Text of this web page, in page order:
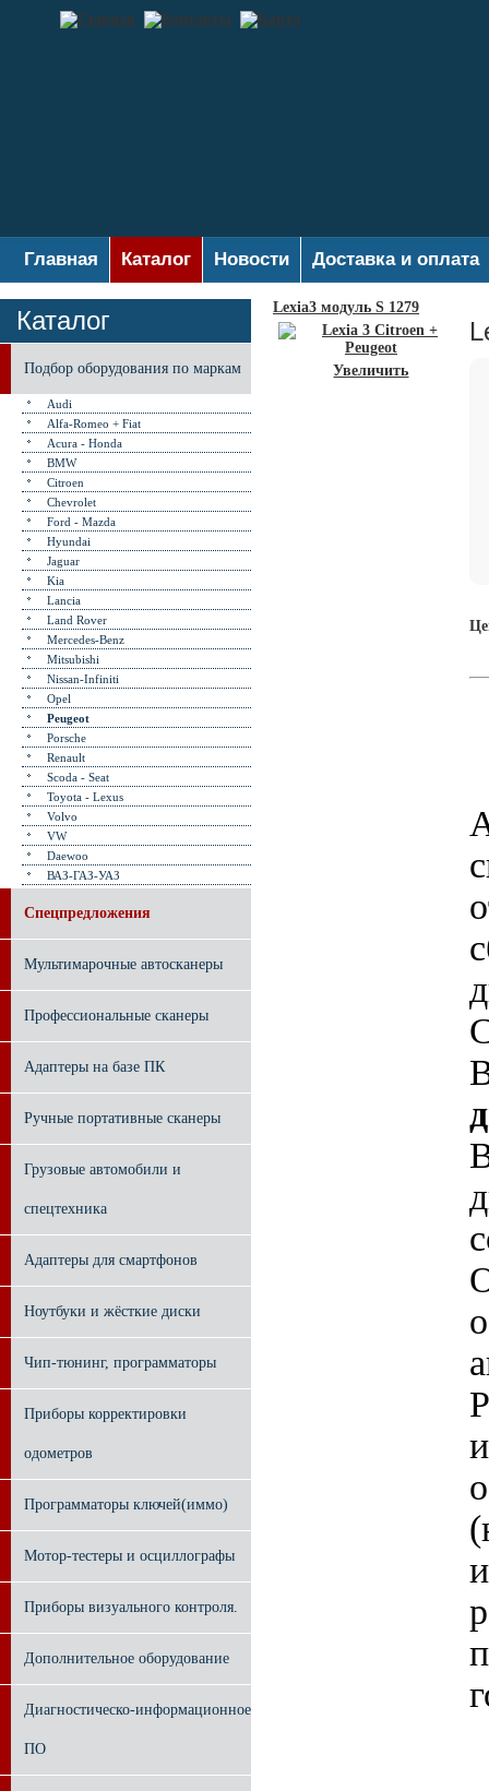
Главная Каталог Новости Доставка и оплата
Каталог
Подбор оборудования по маркам
Audi
Alfa-Romeo + Fiat
Acura - Honda
BMW
Citroen
Chevrolet
Ford - Mazda
Hyundai
Jaguar
Kia
Lancia
Land Rover
Mercedes-Benz
Mitsubishi
Nissan-Infiniti
Opel
Peugeot
Porsche
Renault
Scoda - Seat
Toyota - Lexus
Volvo
VW
Daewoo
ВАЗ-ГАЗ-УАЗ
Спецпредложения
Мультимарочные автосканеры
Профессиональные сканеры
Адаптеры на базе ПК
Ручные портативные сканеры
Грузовые автомобили и
спецтехника
Адаптеры для смартфонов
Ноутбуки и жёсткие диски
Чип-тюнинг, программаторы
Приборы корректировки
одометров
Программаторы ключей(иммо)
Мотор-тестеры и осциллографы
Приборы визуального контроля.
Дополнительное оборудование
Диагностическо-информационное
ПО
Lexia3 модуль S 1279
Увеличить